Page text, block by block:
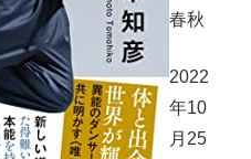
春秋
2022
年10
月25